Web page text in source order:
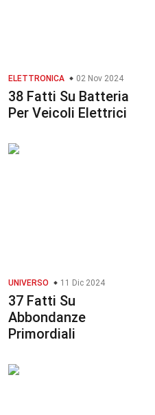
ELETTRONICA 02 Nov 2024
38 Fatti Su Batteria
Per Veicoli Elettrici
UNIVERSO 11 Dic 2024
37 Fatti Su
Abbondanze
Primordiali